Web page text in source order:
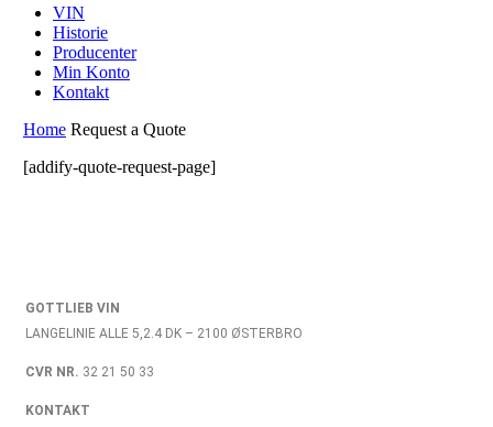
VIN
Historie
Producenter
Min Konto
Kontakt
Home Request a Quote
[addify-quote-request-page]
GOTTLIEB VIN
LANGELINIE ALLE 5,2.4 DK – 2100 ØSTERBRO
CVR NR. 32 21 50 33
KONTAKT